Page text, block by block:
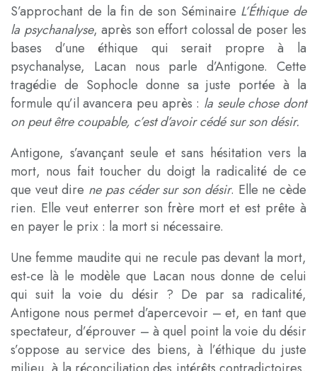
S’approchant de la fin de son Séminaire L’Éthique de
la psychanalyse, après son effort colossal de poser les
bases d’une éthique qui serait propre à la
psychanalyse, Lacan nous parle d’Antigone. Cette
tragédie de Sophocle donne sa juste portée à la
formule qu’il avancera peu après : la seule chose dont
on peut être coupable, c’est d’avoir cédé sur son désir.
Antigone, s’avançant seule et sans hésitation vers la
mort, nous fait toucher du doigt la radicalité de ce
que veut dire ne pas céder sur son désir. Elle ne cède
rien. Elle veut enterrer son frère mort et est prête à
en payer le prix : la mort si nécessaire.
Une femme maudite qui ne recule pas devant la mort,
est-ce là le modèle que Lacan nous donne de celui
qui suit la voie du désir ? De par sa radicalité,
Antigone nous permet d’apercevoir – et, en tant que
spectateur, d’éprouver – à quel point la voie du désir
s’oppose au service des biens, à l’éthique du juste